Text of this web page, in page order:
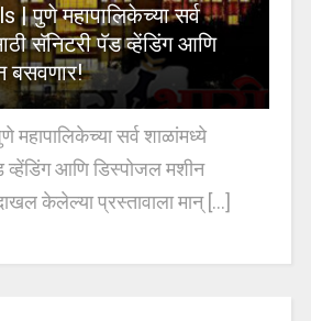
पुणे महापालिकेच्या सर्व
सॅनिटरी पॅड व्हेंडिंग आणि
बसवणार!
सर्व शाळांमध्ये
व्हेंडिंग आणि डिस्पोजल मशीन
केलेल्या प्रस्तावाला मान् [...]